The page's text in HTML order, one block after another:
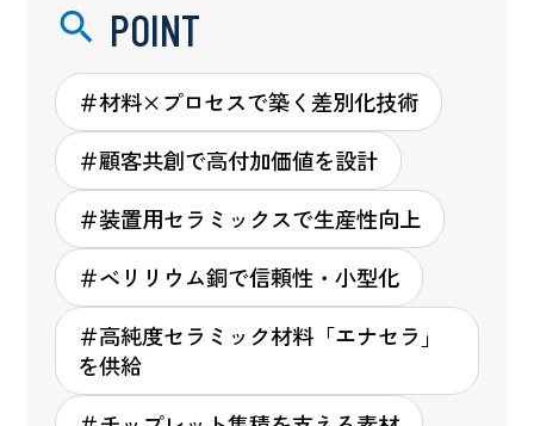
POINT
＃材料×プロセスで築く差別化技術
＃顧客共創で高付加価値を設計
＃装置用セラミックスで生産性向上
＃ベリリウム銅で信頼性・小型化
＃高純度セラミック材料「エナセラ」
を供給